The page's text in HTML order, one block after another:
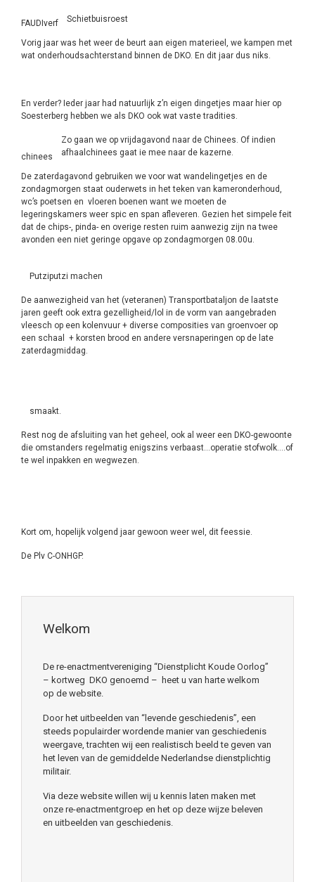
FAUDIverf Schietbuisroest
Vorig jaar was het weer de beurt aan eigen materieel, we kampen met
wat onderhoudsachterstand binnen de DKO. En dit jaar dus niks.
En verder? Ieder jaar had natuurlijk z’n eigen dingetjes maar hier op
Soesterberg hebben we als DKO ook wat vaste tradities.
chinees
Zo gaan we op vrijdagavond naar de Chinees. Of indien
afhaalchinees gaat ie mee naar de kazerne.
De zaterdagavond gebruiken we voor wat wandelingetjes en de
zondagmorgen staat ouderwets in het teken van kameronderhoud,
wc’s poetsen en vloeren boenen want we moeten de
legeringskamers weer spic en span afleveren. Gezien het simpele feit
dat de chips-, pinda- en overige resten ruim aanwezig zijn na twee
avonden een niet geringe opgave op zondagmorgen 08.00u.
Putziputzi machen
De aanwezigheid van het (veteranen) Transportbataljon de laatste
jaren geeft ook extra gezelligheid/lol in de vorm van aangebraden
vleesch op een kolenvuur + diverse composities van groenvoer op
een schaal + korsten brood en andere versnaperingen op de late
zaterdagmiddag.
smaakt.
Rest nog de afsluiting van het geheel, ook al weer een DKO-gewoonte
die omstanders regelmatig enigszins verbaast…operatie stofwolk….of
te wel inpakken en wegwezen.
Kort om, hopelijk volgend jaar gewoon weer wel, dit feessie.
De Plv C-ONHGP.
Welkom
De re-enactmentvereniging “Dienstplicht Koude Oorlog”
– kortweg DKO genoemd – heet u van harte welkom
op de website.
Door het uitbeelden van “levende geschiedenis”, een
steeds populairder wordende manier van geschiedenis
weergave, trachten wij een realistisch beeld te geven van
het leven van de gemiddelde Nederlandse dienstplichtig
militair.
Via deze website willen wij u kennis laten maken met
onze re-enactmentgroep en het op deze wijze beleven
en uitbeelden van geschiedenis.